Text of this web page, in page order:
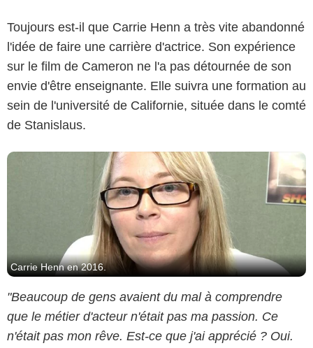
Toujours est-il que Carrie Henn a très vite abandonné
l'idée de faire une carrière d'actrice. Son expérience
sur le film de Cameron ne l'a pas détournée de son
envie d'être enseignante. Elle suivra une formation au
sein de l'université de Californie, située dans le comté
de Stanislaus.
Capture d'écran YouTube
Carrie Henn en 2016.
"Beaucoup de gens avaient du mal à comprendre
que le métier d'acteur n'était pas ma passion. Ce
n'était pas mon rêve. Est-ce que j'ai apprécié ? Oui.